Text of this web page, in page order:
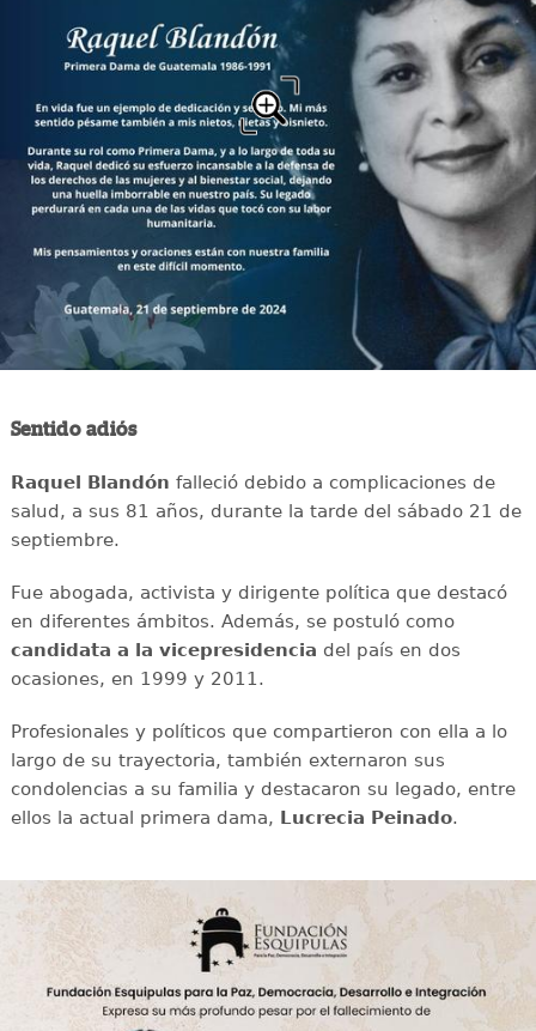
Sentido adiós
Raquel Blandón falleció debido a complicaciones de
salud, a sus 81 años, durante la tarde del sábado 21 de
septiembre.
Fue abogada, activista y dirigente política que destacó
en diferentes ámbitos. Además, se postuló como
candidata a la vicepresidencia del país en dos
ocasiones, en 1999 y 2011.
Profesionales y políticos que compartieron con ella a lo
largo de su trayectoria, también externaron sus
condolencias a su familia y destacaron su legado, entre
ellos la actual primera dama, Lucrecia Peinado.